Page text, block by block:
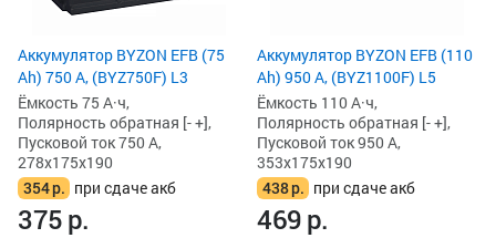
Аккумулятор BYZON EFB (75
Ah) 750 А, (BYZ750F) L3
Ёмкость 75 А·ч,
Полярность обратная [- +],
Пусковой ток 750 А,
278x175x190
354р. при сдаче акб
375р.
Аккумулятор BYZON EFB (110
Ah) 950 А, (BYZ1100F) L5
Ёмкость 110 А·ч,
Полярность обратная [- +],
Пусковой ток 950 А,
353x175x190
438р. при сдаче акб
469р.